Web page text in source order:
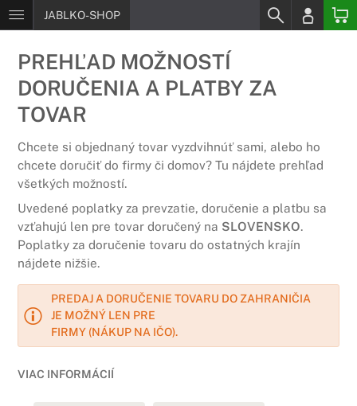
JABLKO-SHOP
PREHĽAD MOŽNOSTÍ
DORUČENIA A PLATBY ZA
TOVAR
Chcete si objednaný tovar vyzdvihnúť sami, alebo ho
chcete doručiť do firmy či domov? Tu nájdete prehľad
všetkých možností.
Uvedené poplatky za prevzatie, doručenie a platbu sa
vzťahujú len pre tovar doručený na SLOVENSKO.
Poplatky za doručenie tovaru do ostatných krajín
nájdete nižšie.
PREDAJ A DORUČENIE TOVARU DO ZAHRANIČIA
JE MOŽNÝ LEN PRE
FIRMY (NÁKUP NA IČO).
VIAC INFORMÁCIÍ